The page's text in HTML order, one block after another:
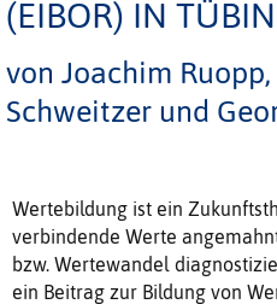
(EIBOR) IN
von Joachim
Schweitzer und
Wertebildung ist ein
verbindende Werte
bzw. Wertewandel
ein Beitrag zur Bildung von